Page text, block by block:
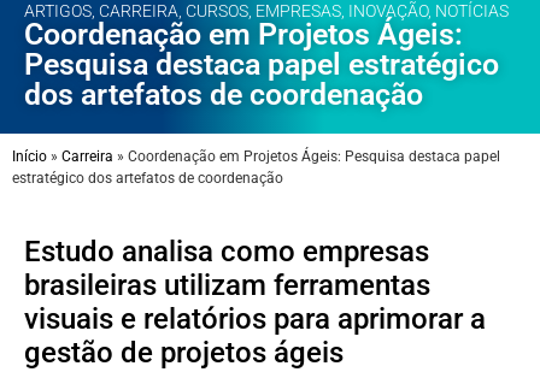
ARTIGOS, CARREIRA, CURSOS, EMPRESAS, INOVAÇÃO, NOTÍCIAS
Coordenação em Projetos Ágeis:
Pesquisa destaca papel estratégico
dos artefatos de coordenação
Início » Carreira » Coordenação em Projetos Ágeis: Pesquisa destaca papel
estratégico dos artefatos de coordenação
Estudo analisa como empresas
brasileiras utilizam ferramentas
visuais e relatórios para aprimorar a
gestão de projetos ágeis